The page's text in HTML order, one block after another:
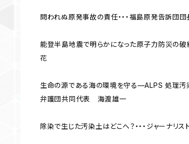
問われぬ原発事故の責任・・・福島原発告訴団
能登半島地震で明らかになった原子力防災の
花
生命の源である海の環境を守る—ALPS 処理汚
弁護団共同代表 海渡雄一
除染で生じた汚染土はどこへ？・・・ジャーナリ